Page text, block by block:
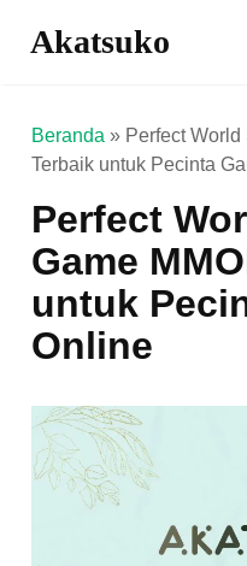
Akatsuko
Beranda » Perfect
Terbaik untuk Pecinta
Perfect
Game
untuk
Online